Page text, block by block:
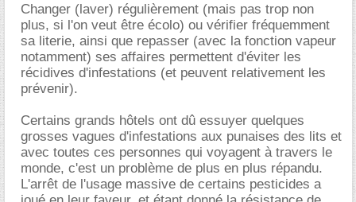
Changer (laver) régulièrement (mais pas trop non
plus, si l'on veut être écolo) ou vérifier fréquemment
sa literie, ainsi que repasser (avec la fonction vapeur
notamment) ses affaires permettent d'éviter les
récidives d'infestations (et peuvent relativement les
prévenir).
Certains grands hôtels ont dû essuyer quelques
grosses vagues d'infestations aux punaises des lits et
avec toutes ces personnes qui voyagent à travers le
monde, c'est un problème de plus en plus répandu.
L'arrêt de l'usage massive de certains pesticides a